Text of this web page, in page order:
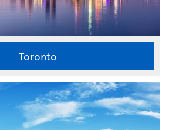
Toronto